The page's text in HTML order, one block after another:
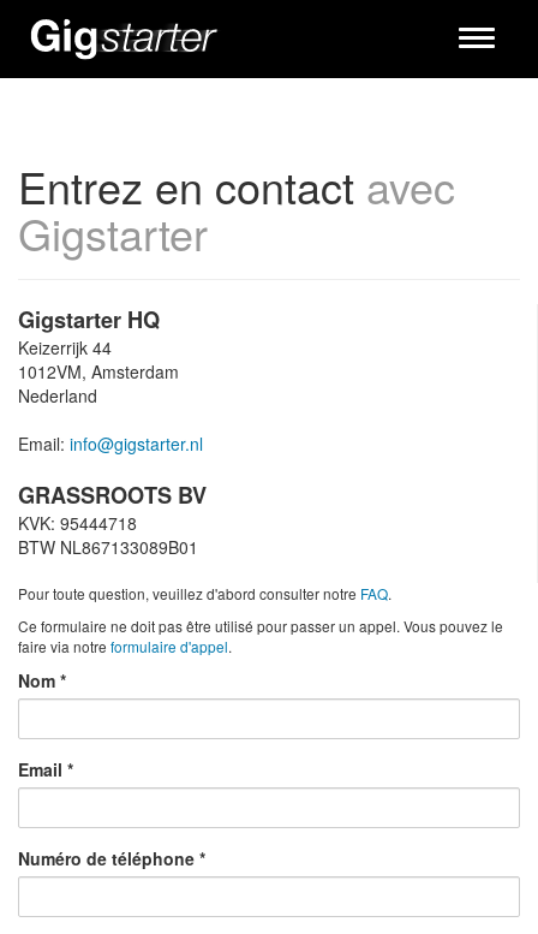
Toggle
Entrez en contact avec
Gigstarter
Gigstarter HQ
Keizerrijk 44
1012VM, Amsterdam
Nederland
Email: info@gigstarter.nl
GRASSROOTS BV
KVK: 95444718
BTW NL867133089B01
Pour toute question, veuillez d'abord consulter notre FAQ.
Ce formulaire ne doit pas être utilisé pour passer un appel. Vous pouvez le
faire via notre formulaire d'appel.
Nom
Email
Numéro de téléphone